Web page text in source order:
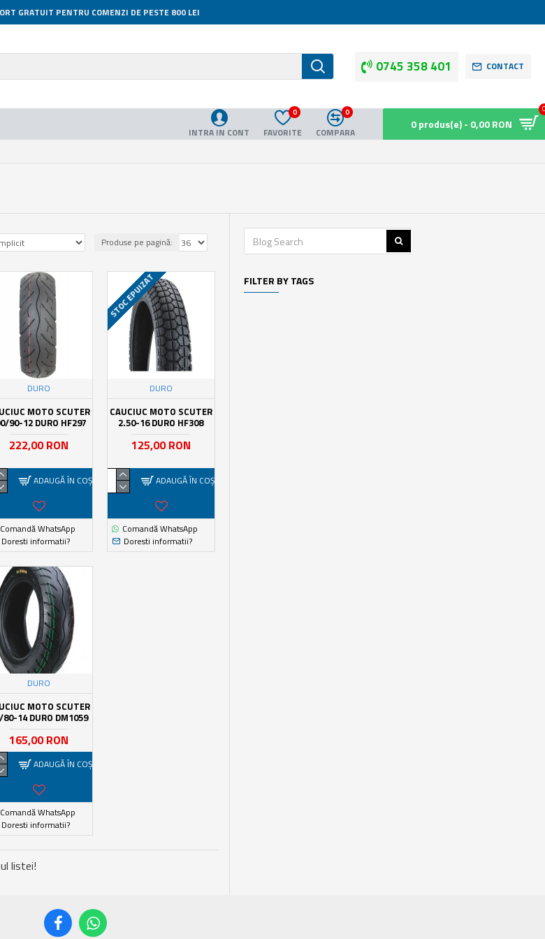
GRATUIT PENTRU COMENZI DE PESTE 800 LEI
0745 358 401 CONTACT
INTRA IN CONT FAVORITE
0
COMPARA
0
0 produs(e) - 0,00 RON
Produse pe pagină:
DURO
MOTO SCUTER
90-12 DURO HF297
222,00 RON
ADAUGĂ ÎN COŞ
Comandă WhatsApp
Doresti informatii?
STOC EPUIZAT
DURO
CAUCIUC MOTO SCUTER
2.50-16 DURO HF308
125,00 RON
ADAUGĂ ÎN COŞ
Comandă WhatsApp
Doresti informatii?
DURO
MOTO SCUTER
14 DURO DM1059
165,00 RON
ADAUGĂ ÎN COŞ
Comandă WhatsApp
Doresti informatii?
listei!
FILTER BY TAGS